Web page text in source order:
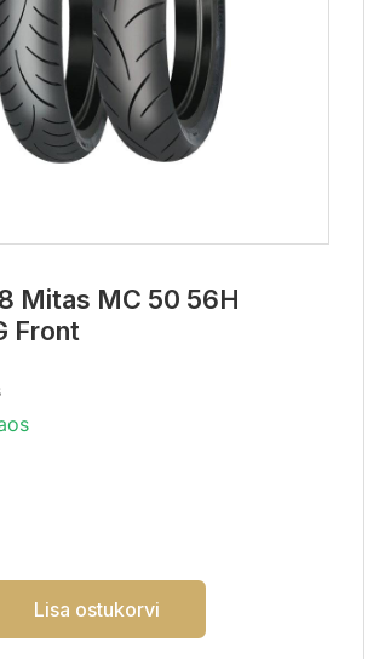
Mitas MC 50 56H
Front
Lisa ostukorvi